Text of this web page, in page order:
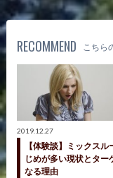
RECOMMEND こちら
2019.12.27
【体験談】ミックスル
じめが多い現状とター
なる理由